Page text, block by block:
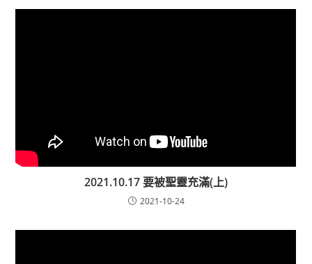
2021.10.17 要被聖靈充滿(上)
2021-10-24